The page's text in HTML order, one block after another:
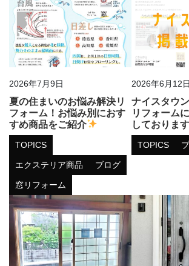
2026年7月9日
夏の住まいのお悩み解決リ
フォーム！お悩み別におす
すめ商品をご紹介
TOPICS
エクステリア商品 ブログ
窓リフォーム
2026年6月12日
ナイスタウ
リフォーム
しておりま
TOPICS